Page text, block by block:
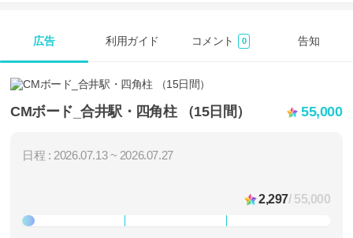
広告 利用ガイド コメント 0 告知
CMボード_合井駅・四角柱 （15日間） 55,000
日程 : 2026.07.13 ~ 2026.07.27
2,297/ 55,000